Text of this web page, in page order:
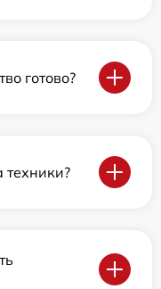
готово?
техники?